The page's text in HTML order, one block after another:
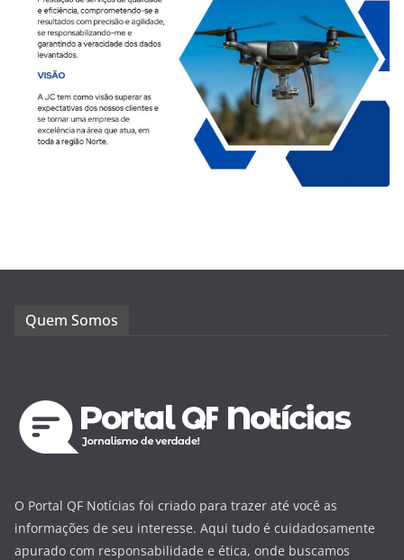
Quem Somos
O Portal QF Notícias foi criado para trazer até você as
informações de seu interesse. Aqui tudo é cuidadosamente
apurado com responsabilidade e ética, onde buscamos